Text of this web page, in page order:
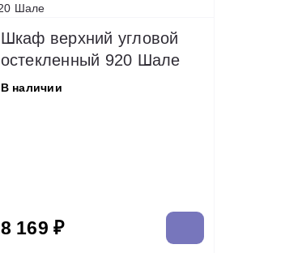
Шкаф верхний угловой
остекленный 920 Шале
В наличии
8 169 ₽